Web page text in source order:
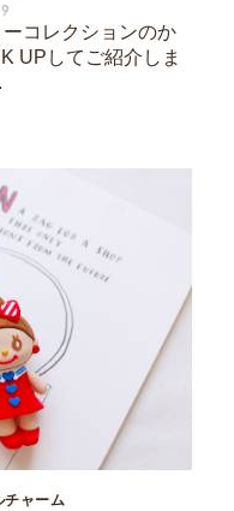
コレクションのか
UPしてご紹介しま
ャーム